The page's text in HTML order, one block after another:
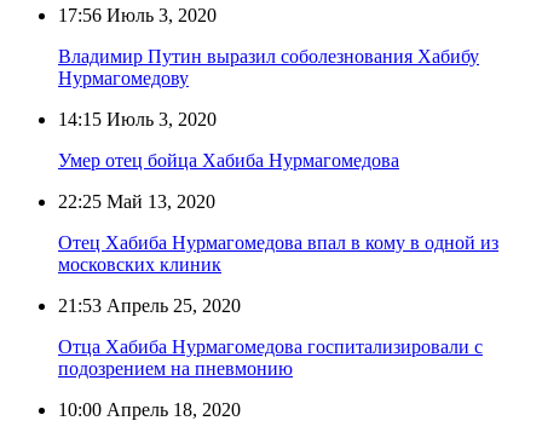
17:56 Июль 3, 2020
Владимир Путин выразил соболезнования Хабибу
Нурмагомедову
14:15 Июль 3, 2020
Умер отец бойца Хабиба Нурмагомедова
22:25 Май 13, 2020
Отец Хабиба Нурмагомедова впал в кому в одной из
московских клиник
21:53 Апрель 25, 2020
Отца Хабиба Нурмагомедова госпитализировали с
подозрением на пневмонию
10:00 Апрель 18, 2020